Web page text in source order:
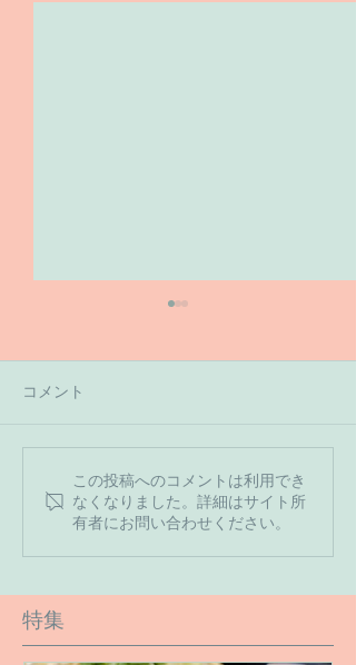
【６月１６日のご予約状
況です】
コメント
この投稿へのコメントは利用でき
なくなりました。詳細はサイト所
有者にお問い合わせください。
特集